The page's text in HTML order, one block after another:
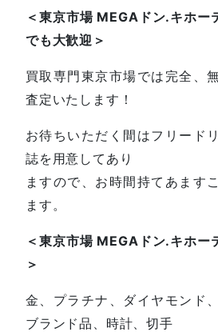
＜東京市場 MEGAドン.キホー
でも大歓迎＞
買取専門東京市場では完全、
査定いたします！
お待ちいただく間はフリード
誌を用意してあり
ますので、お時間持てあます
ます。
＜東京市場 MEGAドン.キホー
＞
金、プラチナ、ダイヤモンド
ブランド品、時計、切手